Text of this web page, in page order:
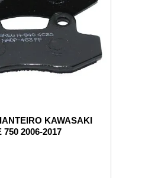
KAWASAKI
2006-2017